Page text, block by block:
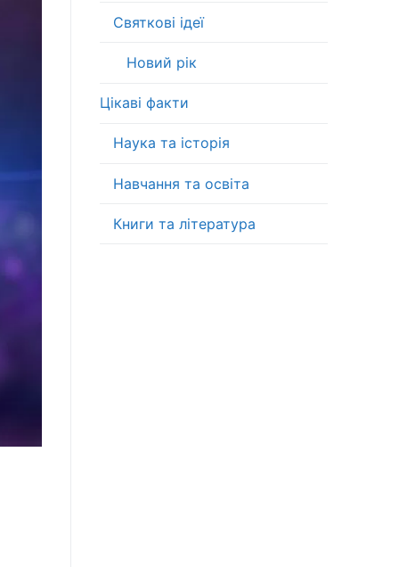
Святкові ідеї
Новий рік
Цікаві факти
Наука та історія
Навчання та освіта
Книги та література